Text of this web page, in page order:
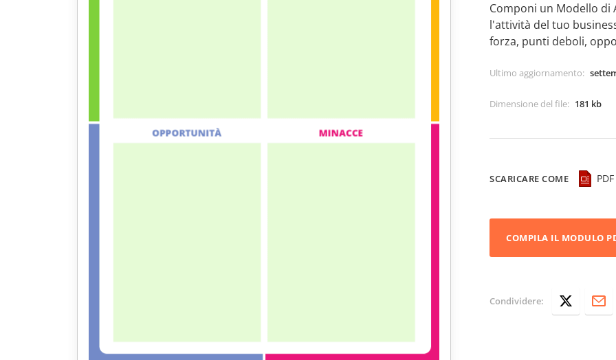
Componi un Modello di
l'attività del tuo
forza, punti deboli,
Ultimo aggiornamento:
Dimensione del file: 181 kb
SCARICARE COME PDF
COMPILA IL MODULO
Condividere: